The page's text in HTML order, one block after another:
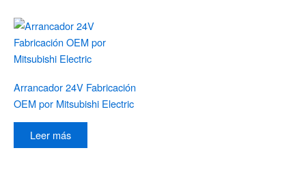
Arrancador 24V Fabricación
OEM por Mitsubishi Electric
Leer más